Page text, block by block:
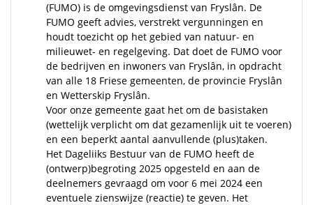
(FUMO) is de omgevingsdienst van Fryslân. De
FUMO geeft advies, verstrekt vergunningen en
houdt toezicht op het gebied van natuur- en
milieuwet- en regelgeving. Dat doet de FUMO voor
de bedrijven en inwoners van Fryslân, in opdracht
van alle 18 Friese gemeenten, de provincie Fryslân
en Wetterskip Fryslân.
Voor onze gemeente gaat het om de basistaken
(wettelijk verplicht om dat gezamenlijk uit te voeren)
en een beperkt aantal aanvullende (plus)taken.
Het Dageliiks Bestuur van de FUMO heeft de
(ontwerp)begroting 2025 opgesteld en aan de
deelnemers gevraagd om voor 6 mei 2024 een
eventuele zienswijze (reactie) te geven. Het